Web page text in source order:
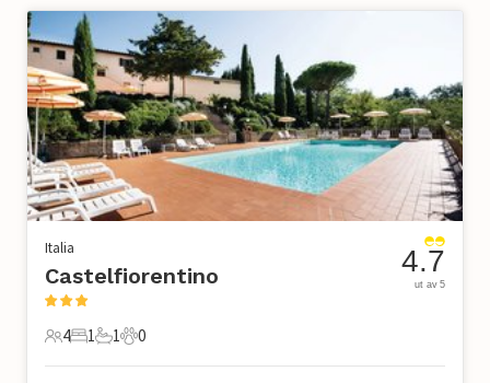
Italia
Castelfiorentino
4 Gjester
4
1 Soverom
1
1 Bad
1
0 Kjæledyr
0
4.7
ut av 5